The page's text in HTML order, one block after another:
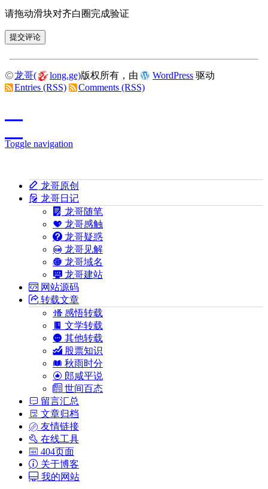
请拖动滑块对齐白圈完成验证
龙哥( long.ge)版权所有，由 WordPress 驱动
Entries (RSS)
Comments (RSS)
Toggle navigation
龙哥原创
龙哥日记
龙哥随笔
龙哥感触
龙哥疑惑
龙哥见解
龙哥域名
龙哥建站
网站源码
转载文章
感悟转载
文学转载
其他转载
股票知识
秋雨时分
郎咸平说
世间百态
留言汇总
文章归档
友情链接
在线工具
404页面
关于博客
我的网站